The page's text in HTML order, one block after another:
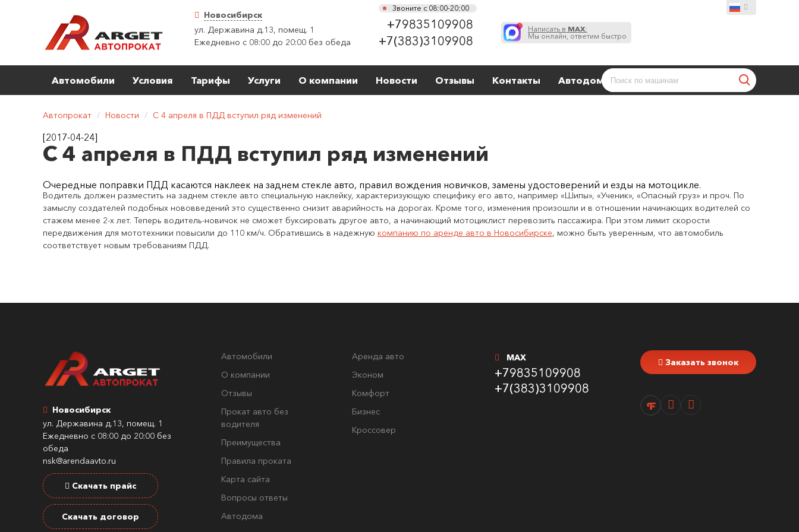
Новосибирск
ул. Державина д.13, помещ. 1
Ежедневно с 08:00 до 20:00 без обеда
Звоните с 08:00-20:00
+79835109908
+7(383)3109908
Написать в MAX:
Мы онлайн, ответим быстро
Автомобили Условия Тарифы Услуги О компании Новости Отзывы Контакты Автодома
Автопрокат / Новости / С 4 апреля в ПДД вступил ряд изменений
[2017-04-24]
С 4 апреля в ПДД вступил ряд изменений
Очередные поправки ПДД касаются наклеек на заднем стекле авто, правил вождения новичков, замены удостоверений и езды на мотоцикле.
Водитель должен разместить на заднем стекле авто специальную наклейку, характеризующую специфику его авто, например «Шипы», «Ученик», «Опасный груз» и проч. По
замыслу создателей подобных нововведений это существенно снизит аварийность на дорогах. Кроме того, изменения произошли и в отношении начинающих водителей со
стажем менее 2-х лет. Теперь водитель-новичок не сможет буксировать другое авто, а начинающий мотоциклист перевозить пассажира. При этом лимит скорости
передвижения для мототехники повысили до 110 км/ч. Обратившись в надежную компанию по аренде авто в Новосибирске, можно быть уверенным, что автомобиль
соответствует новым требованиям ПДД.
Новосибирск
ул. Державина д.13, помещ. 1
Ежедневно с 08:00 до 20:00 без
обеда
nsk@arendaavto.ru
Скачать прайс
Скачать договор
Автомобили
О компании
Отзывы
Прокат авто без
водителя
Преимущества
Правила проката
Карта сайта
Вопросы ответы
Автодома
Аренда авто
Эконом
Комфорт
Бизнес
Кроссовер
MAX
+79835109908
+7(383)3109908
Заказать звонок